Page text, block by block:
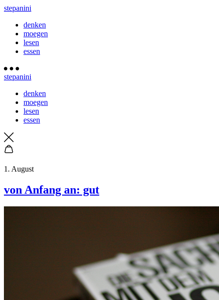
stepanini
denken
moegen
lesen
essen
stepanini
denken
moegen
lesen
essen
1. August
von Anfang an: gut